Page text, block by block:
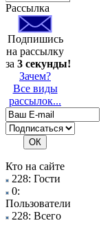
Рассылка
Подпишись
на рассылку
за 3 секунды!
Зачем?
Все виды
рассылок...
Кто на сайте
228: Гости
0:
Пользователи
228: Всего